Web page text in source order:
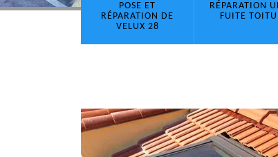
POSE ET
RÉPARATION DE
VELUX 28
RÉPARATION
FUITE